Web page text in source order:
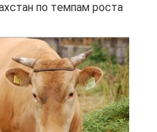
по темпам роста